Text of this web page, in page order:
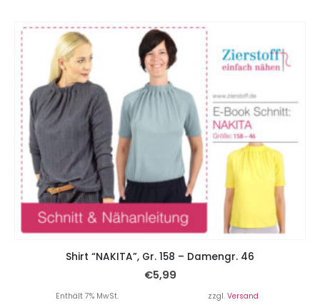
Shirt “NAKITA”, Gr. 158 – Damengr. 46
€5,99
Enthält 7% MwSt. zzgl. Versand